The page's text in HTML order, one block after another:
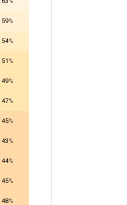
59%
54%
51 %
49%
47%
45%
43%
44%
45%
48%